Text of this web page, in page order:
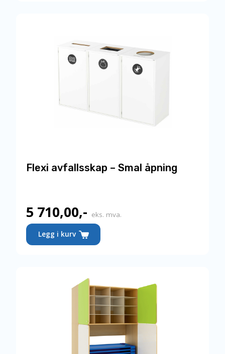
Flexi avfallsskap – Smal åpning
5 710,00,- eks. mva.
Legg i kurv